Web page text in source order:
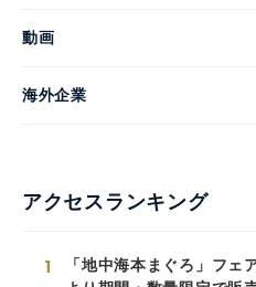
動画
海外企業
アクセスランキング
1
「地中海本まぐろ」フェ